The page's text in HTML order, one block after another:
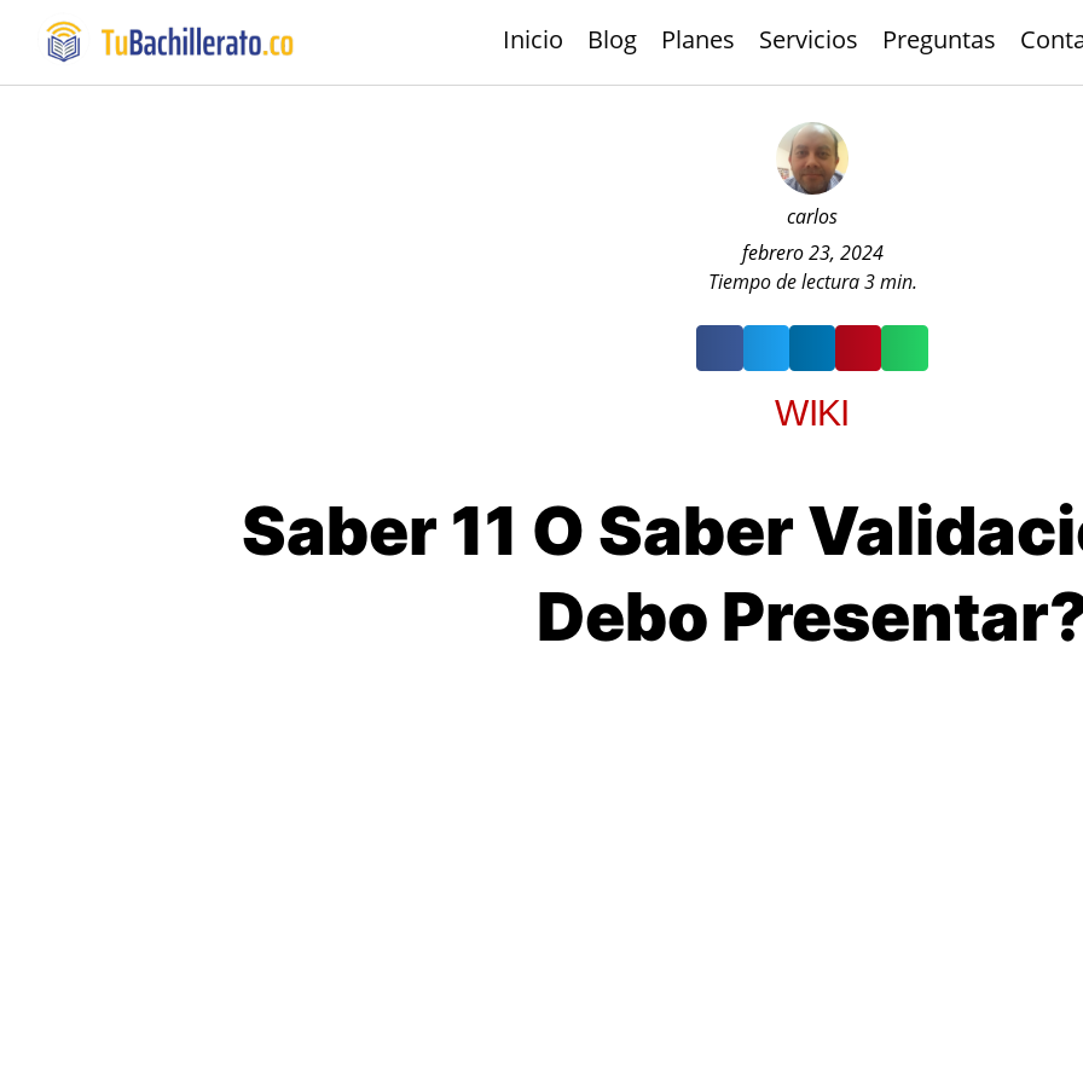
Inicio Blog Planes Servicios Preguntas
carlos
febrero 23, 2024
Tiempo de lectura3 min.
WIKI
Saber 11 O Saber
Debo